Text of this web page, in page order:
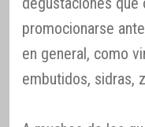
promocionarse
en general, como
embutidos, sidras,